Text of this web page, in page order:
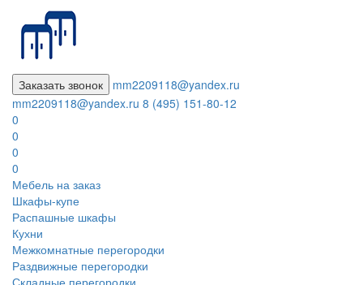
Заказать звонок
mm2209118@yandex.ru
mm2209118@yandex.ru 8 (495) 151-80-12
0
0
0
0
Мебель на заказ
Шкафы-купе
Распашные шкафы
Кухни
Межкомнатные перегородки
Раздвижные перегородки
Складные перегородки